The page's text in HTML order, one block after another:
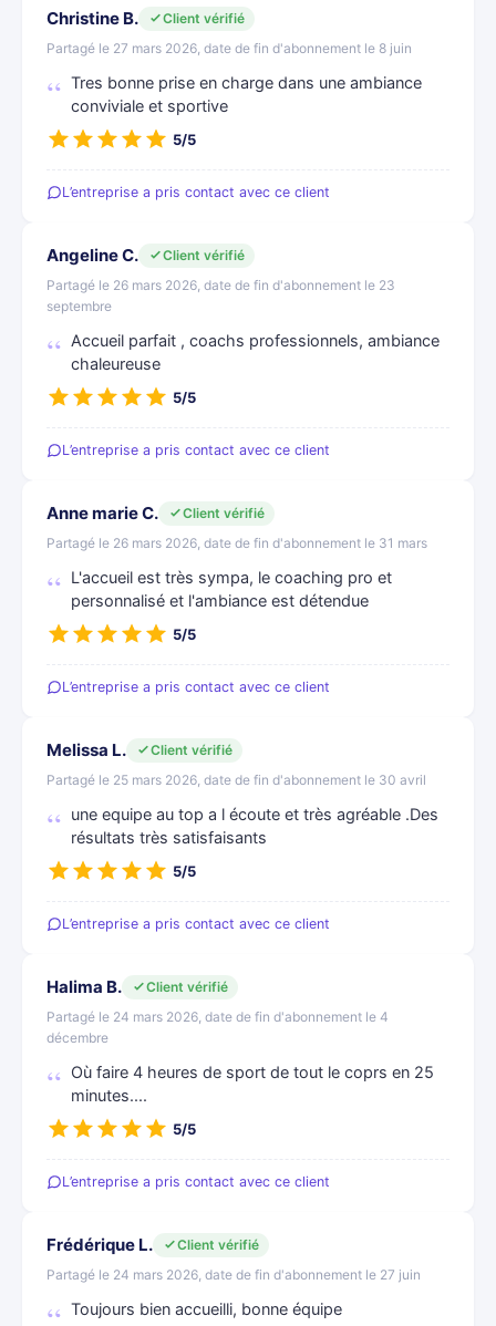
Christine B.
Client vérifié
Partagé le 27 mars 2026, date de fin d'abonnement le 8 juin
Tres bonne prise en charge dans une ambiance
conviviale et sportive
5/5
L’entreprise a pris contact avec ce client
Angeline C.
Client vérifié
Partagé le 26 mars 2026, date de fin d'abonnement le 23
septembre
Accueil parfait , coachs professionnels, ambiance
chaleureuse
5/5
L’entreprise a pris contact avec ce client
Anne marie C.
Client vérifié
Partagé le 26 mars 2026, date de fin d'abonnement le 31 mars
L'accueil est très sympa, le coaching pro et
personnalisé et l'ambiance est détendue
5/5
L’entreprise a pris contact avec ce client
Melissa L.
Client vérifié
Partagé le 25 mars 2026, date de fin d'abonnement le 30 avril
une equipe au top a l écoute et très agréable .Des
résultats très satisfaisants
5/5
L’entreprise a pris contact avec ce client
Halima B.
Client vérifié
Partagé le 24 mars 2026, date de fin d'abonnement le 4
décembre
Où faire 4 heures de sport de tout le coprs en 25
minutes....
5/5
L’entreprise a pris contact avec ce client
Frédérique L.
Client vérifié
Partagé le 24 mars 2026, date de fin d'abonnement le 27 juin
Toujours bien accueilli, bonne équipe